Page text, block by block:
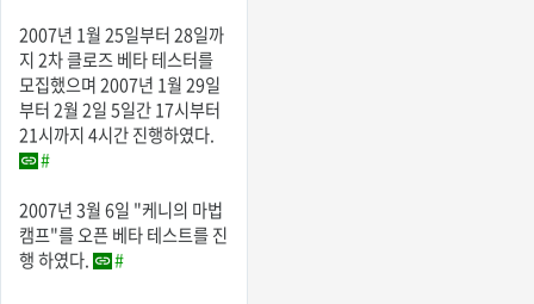
2007년 1월 25일부터 28일까
지 2차 클로즈 베타 테스터를
모집했으며 2007년 1월 29일
부터 2월 2일 5일간 17시부터
21시까지 4시간 진행하였다.
#
2007년 3월 6일 "케니의 마법
캠프"를 오픈 베타 테스트를 진
행 하였다.
#